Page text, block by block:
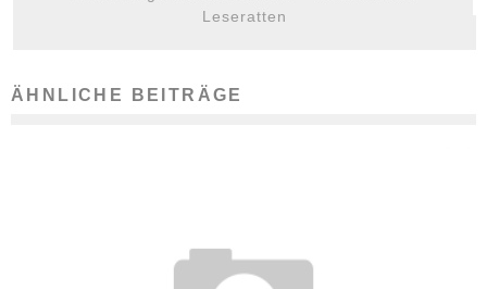
Leseratten
ÄHNLICHE BEITRÄGE